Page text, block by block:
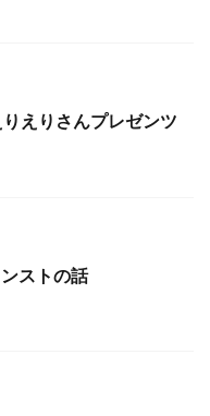
りさんプレゼンツ
ストの話